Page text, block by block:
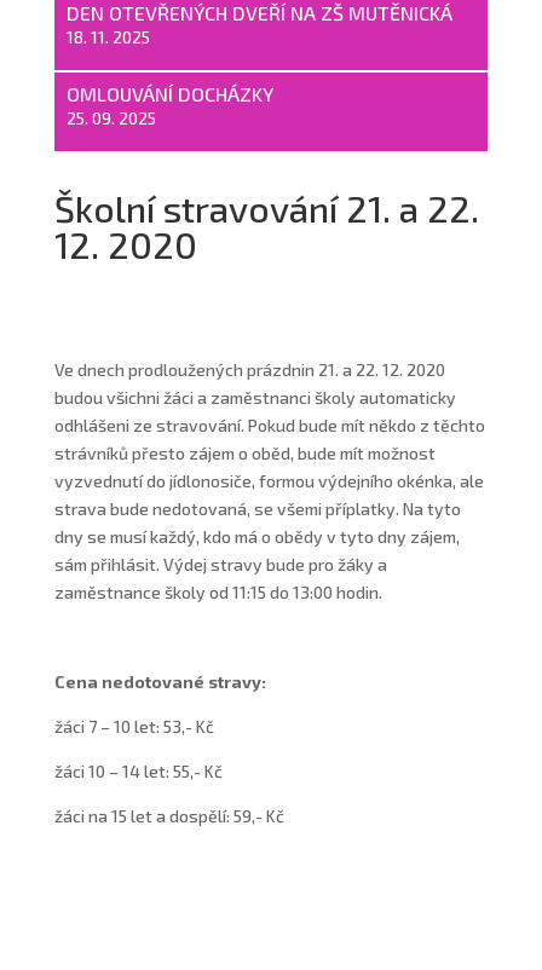
DEN OTEVŘENÝCH DVEŘÍ NA ZŠ MUTĚNICKÁ
18. 11. 2025
OMLOUVÁNÍ DOCHÁZKY
25. 09. 2025
Školní stravování 21. a 22.
12. 2020
Ve dnech prodloužených prázdnin 21. a 22. 12. 2020
budou všichni žáci a zaměstnanci školy automaticky
odhlášeni ze stravování. Pokud bude mít někdo z těchto
strávníků přesto zájem o oběd, bude mít možnost
vyzvednutí do jídlonosiče, formou výdejního okénka, ale
strava bude nedotovaná, se všemi příplatky. Na tyto
dny se musí každý, kdo má o obědy v tyto dny zájem,
sám přihlásit. Výdej stravy bude pro žáky a
zaměstnance školy od 11:15 do 13:00 hodin.
Cena nedotované stravy:
žáci 7 – 10 let: 53,- Kč
žáci 10 – 14 let: 55,- Kč
žáci na 15 let a dospělí: 59,- Kč